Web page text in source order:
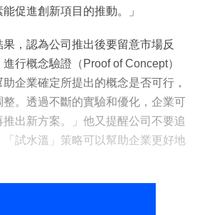
促進創新項目的推動。」
，認為公司推出後要留意市場反
行概念驗證（Proof of Concept）
企業確定所提出的概念是否可行，
。透過不斷的實驗和優化，企業可
出新方案。」他又提醒公司不要追
試水溫」策略可以幫助企業更好地